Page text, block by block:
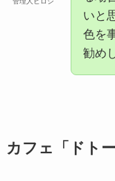
いと
色を
勧め
カフェ「ドト